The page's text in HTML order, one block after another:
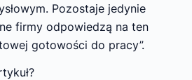
Pozostaje jedynie
firmy odpowiedzą na ten
gotowości do pracy”.